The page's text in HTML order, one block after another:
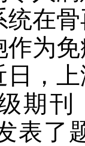
在
为
日，
期刊
表了